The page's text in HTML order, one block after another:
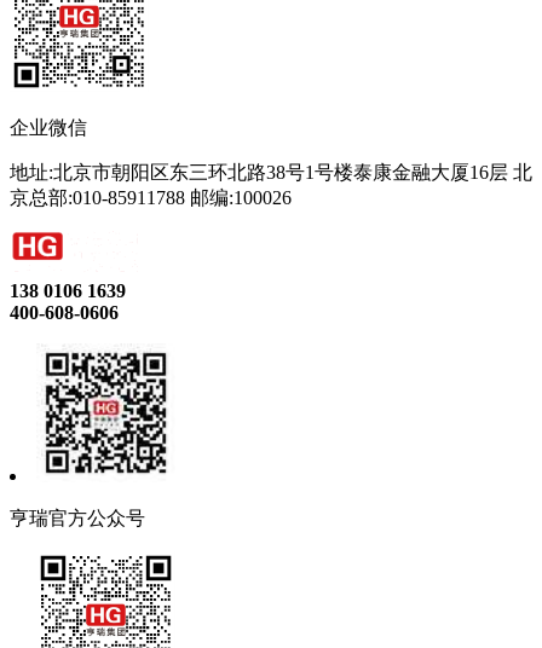
企业微信
地址:北京市朝阳区东三环北路38号1号楼泰康金融大厦16层 北
京总部:010-85911788 邮编:100026
138 0106 1639
400-608-0606
亨瑞官方公众号